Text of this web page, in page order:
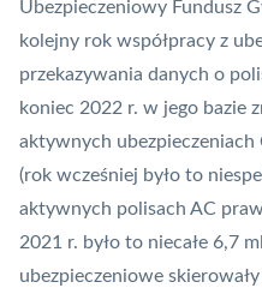
Ubezpieczeniowy Fundusz
kolejny rok współpracy z
przekazywania danych o
koniec 2022 r. w jego bazie
aktywnych
(rok wcześniej było to
aktywnych polisach AC
2021 r. było to niecałe 6,7
ubezpieczeniowe